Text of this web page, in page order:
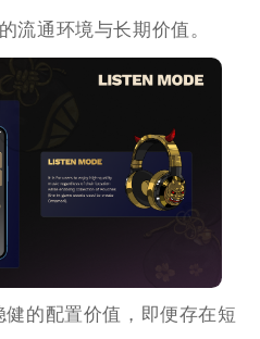
流通环境与长期价值。
的配置价值，即便存在短